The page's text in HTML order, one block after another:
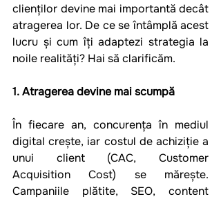
clienților devine mai importantă decât
atragerea lor. De ce se întâmplă acest
lucru și cum îți adaptezi strategia la
noile realități? Hai să clarificăm.
1. Atragerea devine mai scumpă
În fiecare an, concurența în mediul
digital crește, iar costul de achiziție a
unui client (CAC, Customer
Acquisition Cost) se mărește.
Campaniile plătite, SEO, content